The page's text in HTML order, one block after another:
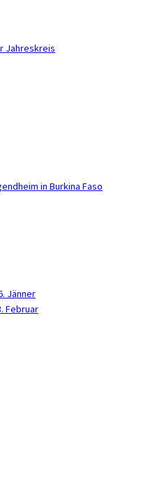
Jahreskreis
in Burkina Faso
Jänner
Februar